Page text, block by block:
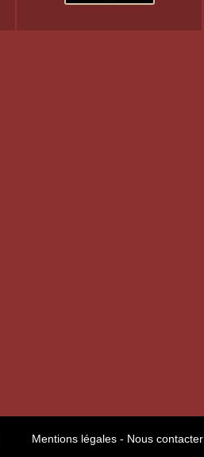
Mentions légales - Nous contacter